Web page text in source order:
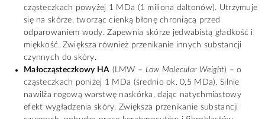
cząsteczkach powyżej 1 MDa (1 miliona daltonów). Utrzymuje
się na skórze, tworząc cienką błonę chroniącą przed
odparowaniem wody. Zapewnia skórze jedwabistą gładkość i
miękkość. Zwiększa również przenikanie innych substancji
czynnych do skóry.
Małocząsteczkowy HA (LMW – Low Molecular Weight) – o
cząsteczkach poniżej 1 MDa (średnio ok. 0,5 MDa). Silnie
nawilża rogową warstwę naskórka, dając natychmiastowy
efekt wygładzenia skóry. Zwiększa przenikanie substancji